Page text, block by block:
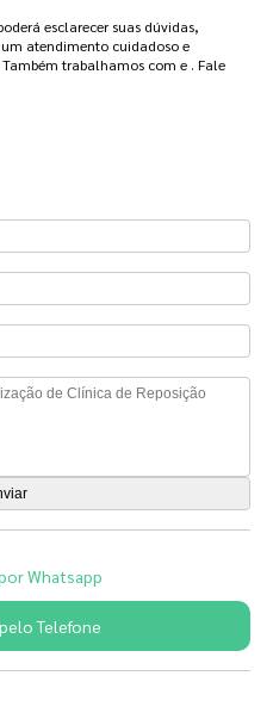
esclarecer suas dúvidas,
atendimento cuidadoso e
trabalhamos com e . Fale
Whatsapp
Telefone